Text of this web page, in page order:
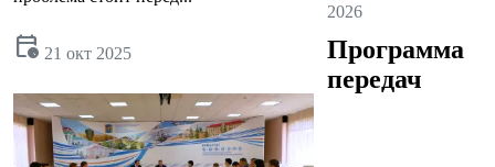
calendar_clock 21 окт 2025
2026
Программа
передач